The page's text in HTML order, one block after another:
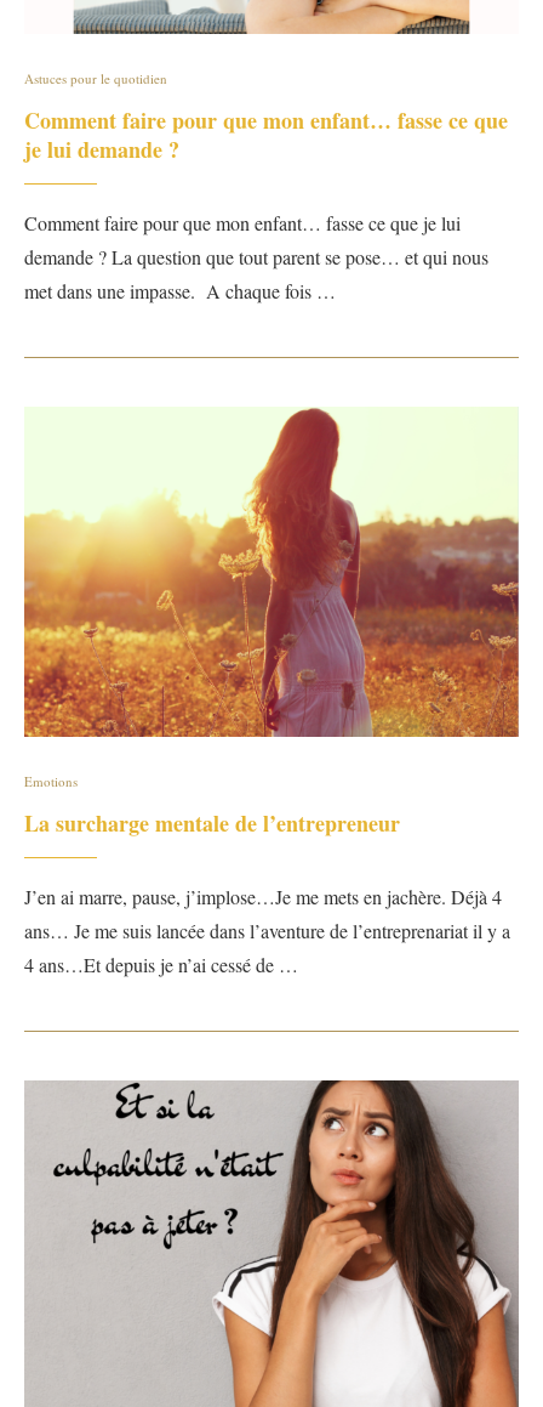
Astuces pour le quotidien
Comment faire pour que mon enfant… fasse ce que
je lui demande ?
Comment faire pour que mon enfant… fasse ce que je lui
demande ? La question que tout parent se pose… et qui nous
met dans une impasse. A chaque fois …
Emotions
La surcharge mentale de l’entrepreneur
J’en ai marre, pause, j’implose…Je me mets en jachère. Déjà 4
ans… Je me suis lancée dans l’aventure de l’entreprenariat il y a
4 ans…Et depuis je n’ai cessé de …